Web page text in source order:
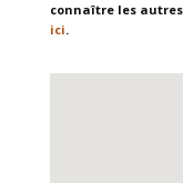
connaître les
ici.